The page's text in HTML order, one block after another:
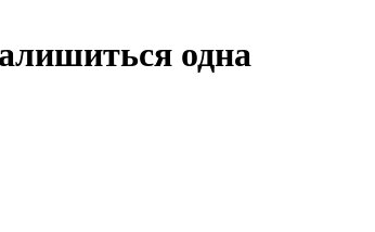
одна